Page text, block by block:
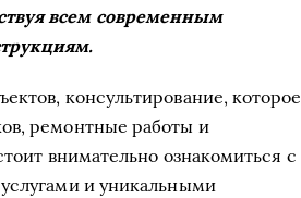
всем современным
консультирование, которое
ремонтные работы и
внимательно ознакомиться с
услугами и уникальными